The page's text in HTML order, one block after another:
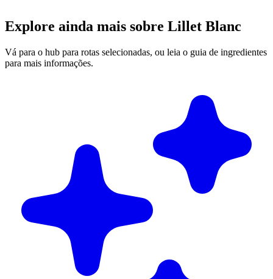
Explore ainda mais sobre Lillet Blanc
Vá para o hub para rotas selecionadas, ou leia o guia de ingredientes
para mais informações.